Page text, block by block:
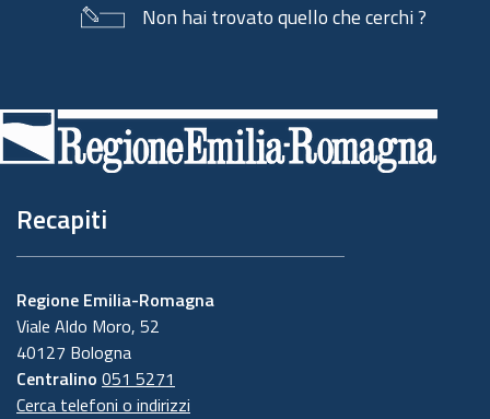
Non hai trovato quello che cerchi ?
di
pagina
Recapiti
Regione Emilia-Romagna
Viale Aldo Moro, 52
40127 Bologna
Centralino 051 5271
Cerca telefoni o indirizzi